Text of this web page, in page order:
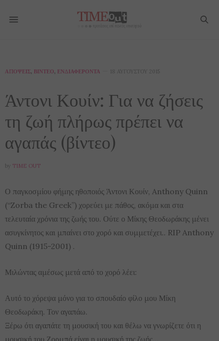
ΑΠΌΨΕΙΣ, ΒΊΝΤΕΟ, ΕΝΔΙΑΦΈΡΟΝΤΑ 18 ΑΥΓΟΎΣΤΟΥ 2015
Άντονι Κουίν: Για να ζήσεις
τη ζωή πλήρως πρέπει να
αγαπάς (βίντεο)
by TIME OUT
Ο παγκοσμίου φήμης ηθοποιός Άντονι Κουίν, Anthony Quinn
(“Zorba the Greek”) χορεύει με πάθος, ακόμα και στα
τελευταία χρόνια της ζωής του. Ούτε ο Μίκης Θεοδωράκης μένει
ασυγκίνητος και μπαίνει στο χορό και συμμετέχει.. RIP Anthony
Quinn (1915-2001) .
Μιλώντας αμέσως μετά από το χορό λέει:
Αυτό το χόρεψα μόνο για το σπουδαίο φίλο μου Μίκη
Θεοδωράκη. Τον αγαπάω.
Ξέρω ότι αγαπάτε τη μουσική του και θέλω να γνωρίζετε ότι η
μουσική του Ζορμπά είναι η μουσική της ζωής…